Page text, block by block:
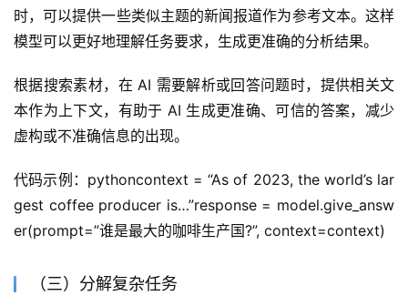
时，可以提供一些类似主题的新闻报道作为参考文本。这样
模型可以更好地理解任务要求，生成更准确的分析结果。
根据搜索素材，在 AI 需要解析或回答问题时，提供相关文
本作为上下文，有助于 AI 生成更准确、可信的答案，减少
虚构或不准确信息的出现。
代码示例：pythoncontext = “As of 2023, the world’s lar
gest coffee producer is…”response = model.give_answ
er(prompt=”谁是最大的咖啡生产国?”, context=context)
（三）分解复杂任务